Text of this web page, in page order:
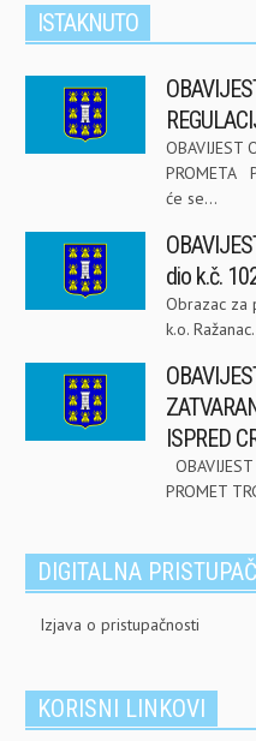
ISTAKNUTO
OBAVIJEST
PROMETA
će se...
dio k.č.
Obrazac za
k.o.
ISPRED
PROMET
DIGITALNA
Izjava o pristupačnosti
KORISNI LINKOVI